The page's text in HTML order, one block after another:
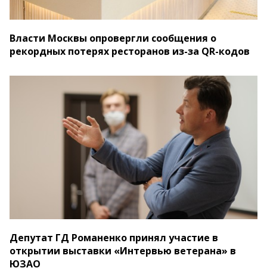
Власти Москвы опровергли сообщения о
рекордных потерях ресторанов из-за QR-кодов
Депутат ГД Романенко принял участие в
открытии выставки «Интервью ветерана» в
ЮЗАО